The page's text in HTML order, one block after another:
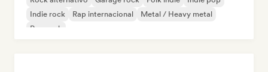
Indie rock
Rap internacional
Metal / Heavy metal
Pop rock